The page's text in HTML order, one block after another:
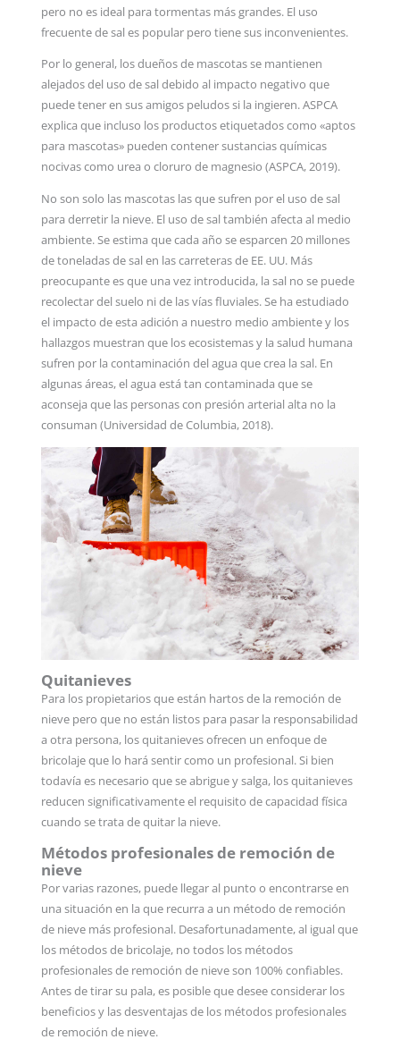
pero no es ideal para tormentas más grandes. El uso
frecuente de sal es popular pero tiene sus inconvenientes.
Por lo general, los dueños de mascotas se mantienen
alejados del uso de sal debido al impacto negativo que
puede tener en sus amigos peludos si la ingieren. ASPCA
explica que incluso los productos etiquetados como «aptos
para mascotas» pueden contener sustancias químicas
nocivas como urea o cloruro de magnesio (ASPCA, 2019).
No son solo las mascotas las que sufren por el uso de sal
para derretir la nieve. El uso de sal también afecta al medio
ambiente. Se estima que cada año se esparcen 20 millones
de toneladas de sal en las carreteras de EE. UU. Más
preocupante es que una vez introducida, la sal no se puede
recolectar del suelo ni de las vías fluviales. Se ha estudiado
el impacto de esta adición a nuestro medio ambiente y los
hallazgos muestran que los ecosistemas y la salud humana
sufren por la contaminación del agua que crea la sal. En
algunas áreas, el agua está tan contaminada que se
aconseja que las personas con presión arterial alta no la
consuman (Universidad de Columbia, 2018).
Quitanieves
Para los propietarios que están hartos de la remoción de
nieve pero que no están listos para pasar la responsabilidad
a otra persona, los quitanieves ofrecen un enfoque de
bricolaje que lo hará sentir como un profesional. Si bien
todavía es necesario que se abrigue y salga, los quitanieves
reducen significativamente el requisito de capacidad física
cuando se trata de quitar la nieve.
Métodos profesionales de remoción de
nieve
Por varias razones, puede llegar al punto o encontrarse en
una situación en la que recurra a un método de remoción
de nieve más profesional. Desafortunadamente, al igual que
los métodos de bricolaje, no todos los métodos
profesionales de remoción de nieve son 100% confiables.
Antes de tirar su pala, es posible que desee considerar los
beneficios y las desventajas de los métodos profesionales
de remoción de nieve.